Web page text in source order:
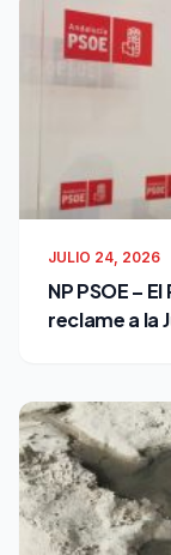
JULIO 24, 2026
NP PSOE –
reclame a la